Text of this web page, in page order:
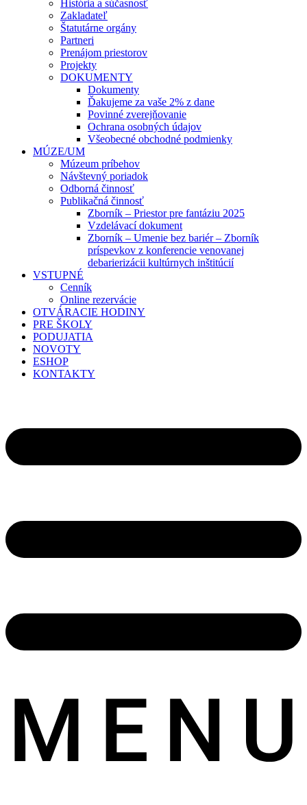
História a súčasnosť
Zakladateľ
Štatutárne orgány
Partneri
Prenájom priestorov
Projekty
DOKUMENTY
Dokumenty
Ďakujeme za vaše 2% z dane
Povinné zverejňovanie
Ochrana osobných údajov
Všeobecné obchodné podmienky
MÚZE/UM
Múzeum príbehov
Návštevný poriadok
Odborná činnosť
Publikačná činnosť
Zborník – Priestor pre fantáziu 2025
Vzdelávací dokument
Zborník – Umenie bez bariér – Zborník
príspevkov z konferencie venovanej
debarierizácii kultúrnych inštitúcií
VSTUPNÉ
Cenník
Online rezervácie
OTVÁRACIE HODINY
PRE ŠKOLY
PODUJATIA
NOVOTY
ESHOP
KONTAKTY